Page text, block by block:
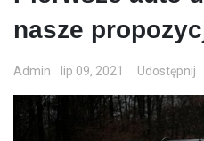
nasze
Admin lip 09, 2021 Udostępnij